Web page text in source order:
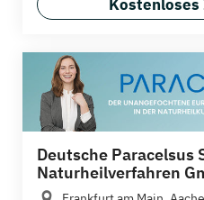
Deutsche Paracelsus
Naturheilverfahren